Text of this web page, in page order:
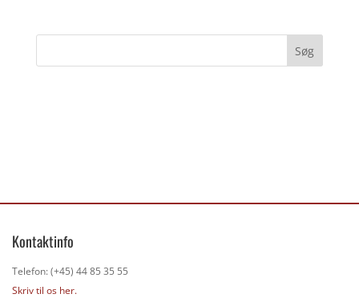
Kontaktinfo
Telefon: (+45) 44 85 35 55
Skriv til os her.